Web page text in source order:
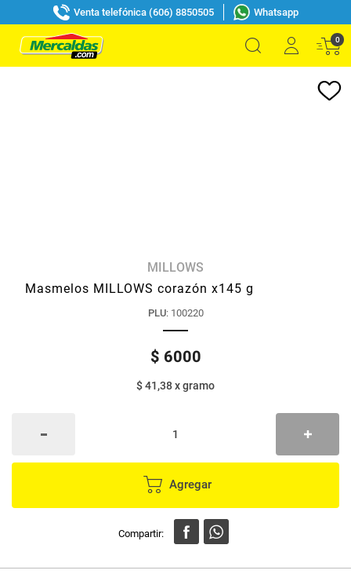
Venta telefónica (606) 8850505 Whatsapp
0
MILLOWS
Masmelos MILLOWS corazón x145 g
PLU: 100220
$ 6000
$ 41,38xgramo
Agregar